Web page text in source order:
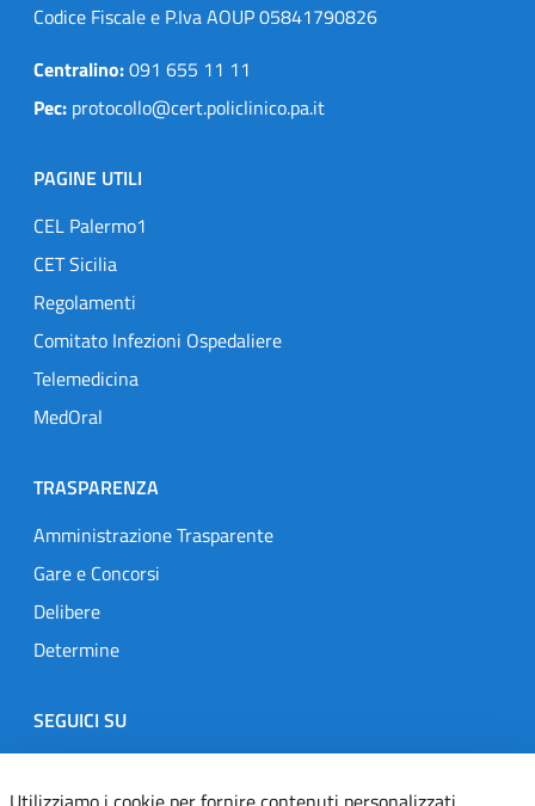
Codice Fiscale e P.Iva AOUP 05841790826
Centralino:091 655 11 11
Pec: protocollo@cert.policlinico.pa.it
PAGINE UTILI
CEL Palermo1
CET Sicilia
Regolamenti
Comitato Infezioni Ospedaliere
Telemedicina
MedOral
TRASPARENZA
Amministrazione Trasparente
Gare e Concorsi
Delibere
Determine
SEGUICI SU
Designers Italia
TwitterInstagramYoutubeLinkedin